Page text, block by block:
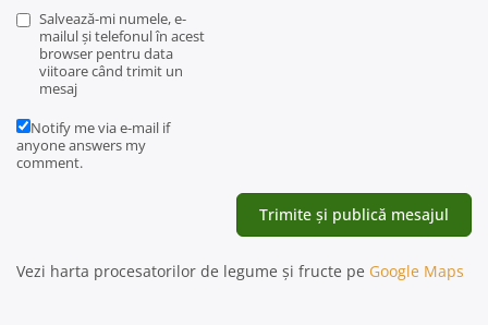
Salvează-mi numele, e-
mailul și telefonul în acest
browser pentru data
viitoare când trimit un
mesaj
Notify me via e-mail if
anyone answers my
comment.
Vezi harta procesatorilor de legume și fructe pe Google Maps